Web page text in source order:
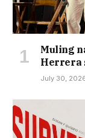
Muling
Herrera
July 30,